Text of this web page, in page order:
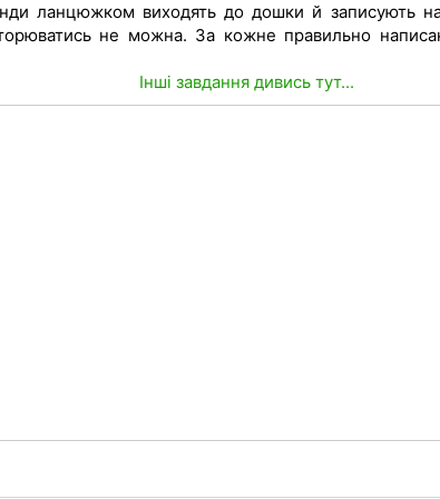
ланцюжком виходять до дошки й записують
не можна. За кожне правильно
Інші завдання дивись тут...